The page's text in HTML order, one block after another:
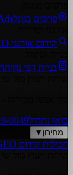
פרסום בגוגל
קידום אורגני SEO + GEO
בניית דפי
בואו נתחיל0049
מחירון ▼
חבילות קידום SEO + GEO